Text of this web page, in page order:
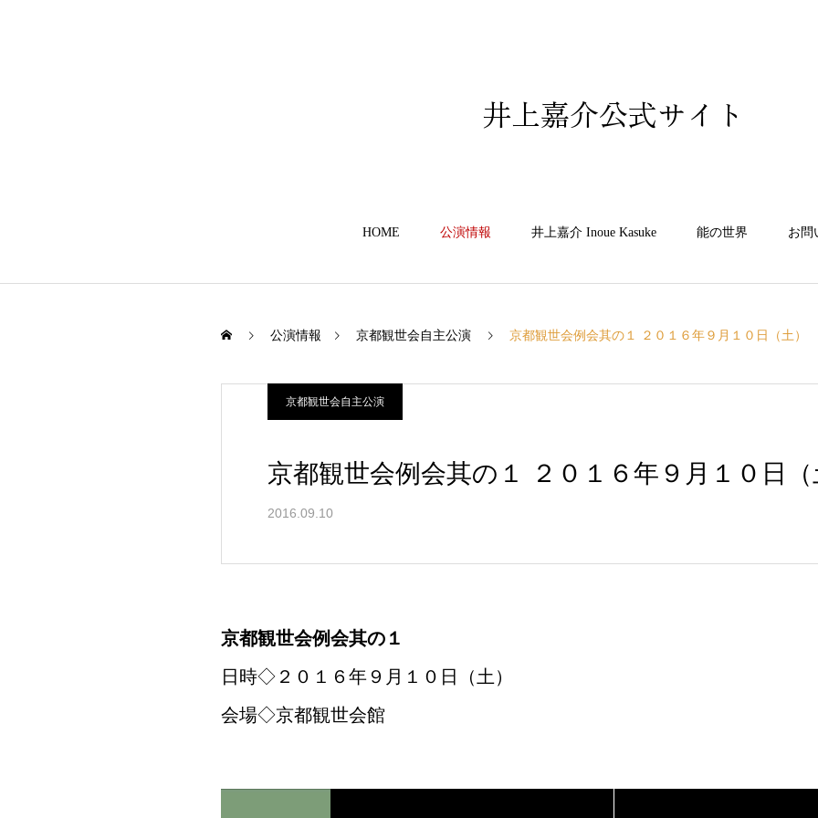
井上嘉介公式サイト
HOME 公演情報 井上嘉介 Inoue Kasuke 能の世界 お問
公演情報 京都観世会自主公演 京都観世会例会其の１ ２０１６年９月１０日（土）
京都観世会自主公演
京都観世会例会其の１ ２０１６年９月１０日
2016.09.10
京都観世会例会其の１
日時◇２０１６年９月１０日（土）
会場◇京都観世会館